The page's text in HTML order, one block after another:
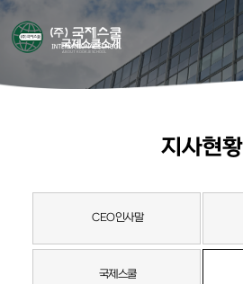
국제스쿨소개
ABOUT KOOKJE SCHOOL
지사현황
CEO인사말
국제스쿨